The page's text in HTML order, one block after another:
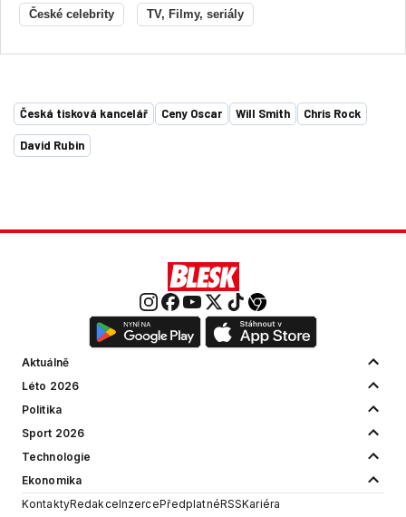
České celebrity TV, Filmy, seriály
Česká tisková kancelář Ceny Oscar Will Smith Chris Rock
David Rubin
Aktuálně
Léto 2026
Politika
Sport 2026
Technologie
Ekonomika
KontaktyRedakceInzercePředplatnéRSSKariéra